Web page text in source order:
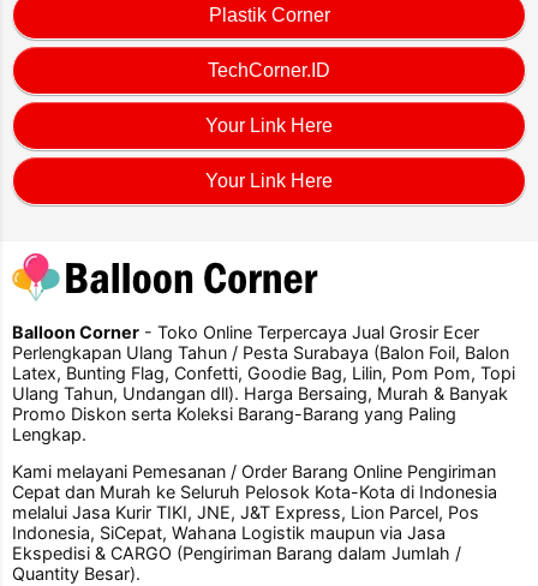
Plastik Corner
TechCorner.ID
Your Link Here
Your Link Here
Balloon Corner - Toko Online Terpercaya Jual Grosir Ecer
Perlengkapan Ulang Tahun / Pesta Surabaya (Balon Foil, Balon
Latex, Bunting Flag, Confetti, Goodie Bag, Lilin, Pom Pom, Topi
Ulang Tahun, Undangan dll). Harga Bersaing, Murah & Banyak
Promo Diskon serta Koleksi Barang-Barang yang Paling
Lengkap.
Kami melayani Pemesanan / Order Barang Online Pengiriman
Cepat dan Murah ke Seluruh Pelosok Kota-Kota di Indonesia
melalui Jasa Kurir TIKI, JNE, J&T Express, Lion Parcel, Pos
Indonesia, SiCepat, Wahana Logistik maupun via Jasa
Ekspedisi & CARGO (Pengiriman Barang dalam Jumlah /
Quantity Besar).